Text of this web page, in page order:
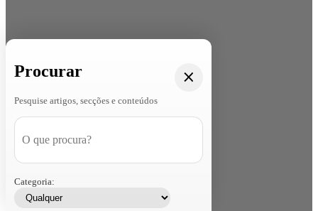
Procurar
Pesquise artigos, secções e conteúdos
Categoria: